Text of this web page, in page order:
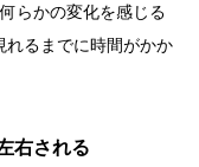
らかの変化を感じる
れるまでに時間がかか
右される